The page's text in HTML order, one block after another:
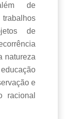
de
de
natureza
e
racional